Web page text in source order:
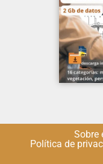
Sobre
Política de